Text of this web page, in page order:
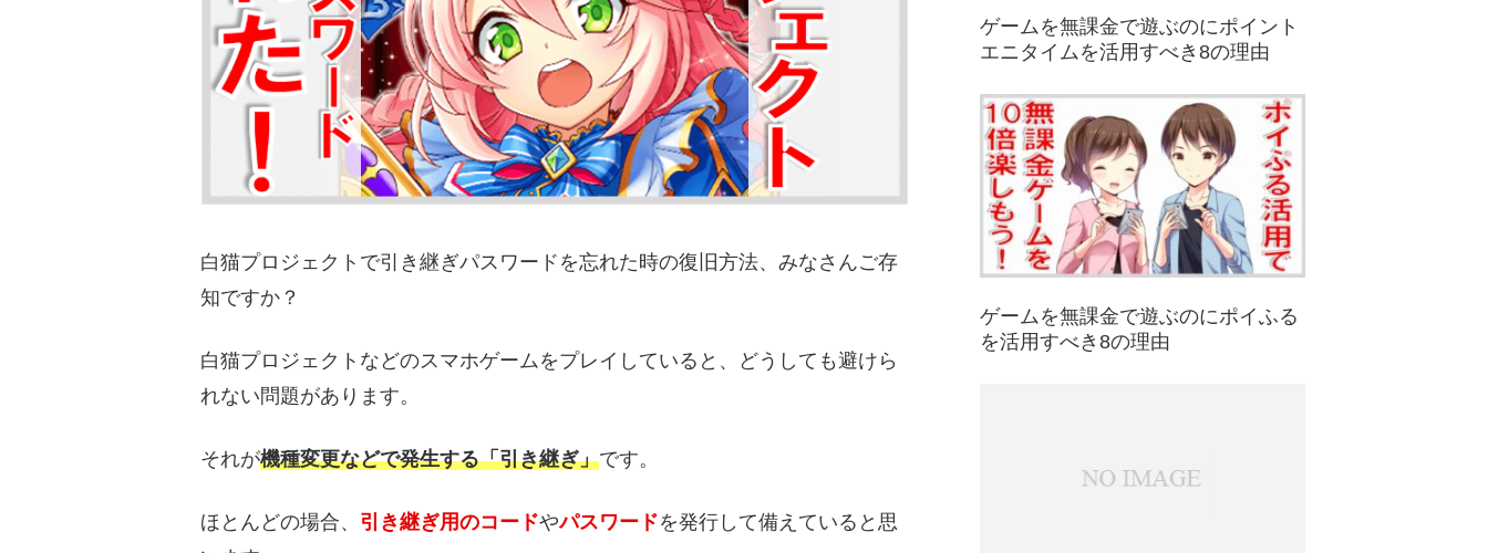
白猫プロジェクトで引き継ぎパスワードを忘れた時の復旧方法、みなさんご存
知ですか？
白猫プロジェクトなどのスマホゲームをプレイしていると、どうしても避けら
れない問題があります。
それが機種変更などで発生する「引き継ぎ」です。
ほとんどの場合、 引き継ぎ用のコードやパスワードを発行して備えていると思
ゲームを無課金で遊ぶのにポイント
エニタイムを活用すべき8の理由
ゲームを無課金で遊ぶのにポイふる
を活用すべき8の理由